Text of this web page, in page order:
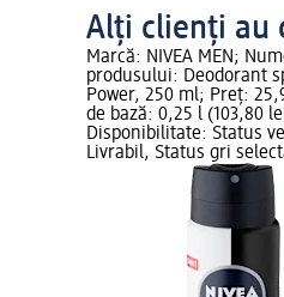
Alți clienți au
Marcă: NIVEA MEN;
produsului: Deodorant
Power, 250 ml; Preț:
de bază: 0,25 l (103,80
Disponibilitate: Status
Livrabil, Status gri